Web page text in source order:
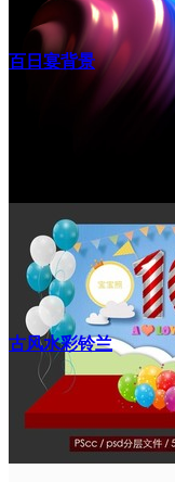
百日宴背景
古风水彩铃兰